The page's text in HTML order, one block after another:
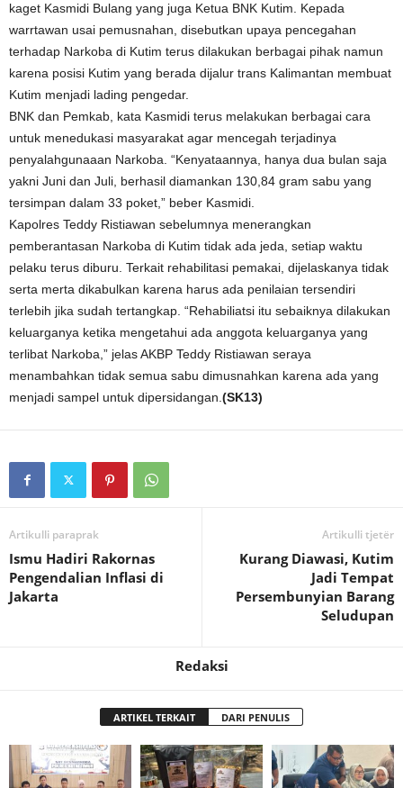
kaget Kasmidi Bulang yang juga Ketua BNK Kutim. Kepada
warrtawan usai pemusnahan, disebutkan upaya pencegahan
terhadap Narkoba di Kutim terus dilakukan berbagai pihak namun
karena posisi Kutim yang berada dijalur trans Kalimantan membuat
Kutim menjadi lading pengedar.
BNK dan Pemkab, kata Kasmidi terus melakukan berbagai cara
untuk menedukasi masyarakat agar mencegah terjadinya
penyalahgunaaan Narkoba. “Kenyataannya, hanya dua bulan saja
yakni Juni dan Juli, berhasil diamankan 130,84 gram sabu yang
tersimpan dalam 33 poket,” beber Kasmidi.
Kapolres Teddy Ristiawan sebelumnya menerangkan
pemberantasan Narkoba di Kutim tidak ada jeda, setiap waktu
pelaku terus diburu. Terkait rehabilitasi pemakai, dijelaskanya tidak
serta merta dikabulkan karena harus ada penilaian tersendiri
terlebih jika sudah tertangkap. “Rehabiliatsi itu sebaiknya dilakukan
keluarganya ketika mengetahui ada anggota keluarganya yang
terlibat Narkoba,” jelas AKBP Teddy Ristiawan seraya
menambahkan tidak semua sabu dimusnahkan karena ada yang
menjadi sampel untuk dipersidangan. (SK13)
Artikulli paraprak
Ismu Hadiri Rakornas
Pengendalian Inflasi di
Jakarta
Artikulli tjetër
Kurang Diawasi, Kutim
Jadi Tempat
Persembunyian Barang
Seludupan
Redaksi
ARTIKEL TERKAIT DARI PENULIS